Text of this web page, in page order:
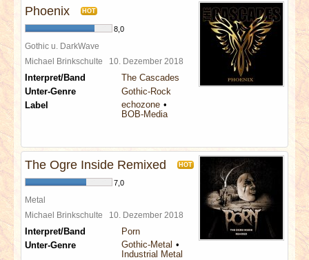
Phoenix HOT
8,0
Gothic u. DarkWave
Michael Brinkschulte 10. Dezember 2018
Interpret/Band
The Cascades
Unter-Genre
Gothic-Rock
Label
echozone
BOB-Media
The Ogre Inside Remixed HOT
7,0
Metal
Michael Brinkschulte 10. Dezember 2018
Interpret/Band
Porn
Unter-Genre
Gothic-Metal
Industrial Metal